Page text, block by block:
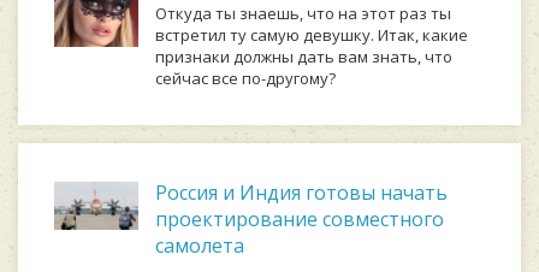
Откуда ты знаешь, что на этот раз ты
встретил ту самую девушку. Итак, какие
признаки должны дать вам знать, что
сейчас все по-другому?
Россия и Индия готовы начать
проектирование совместного
самолета